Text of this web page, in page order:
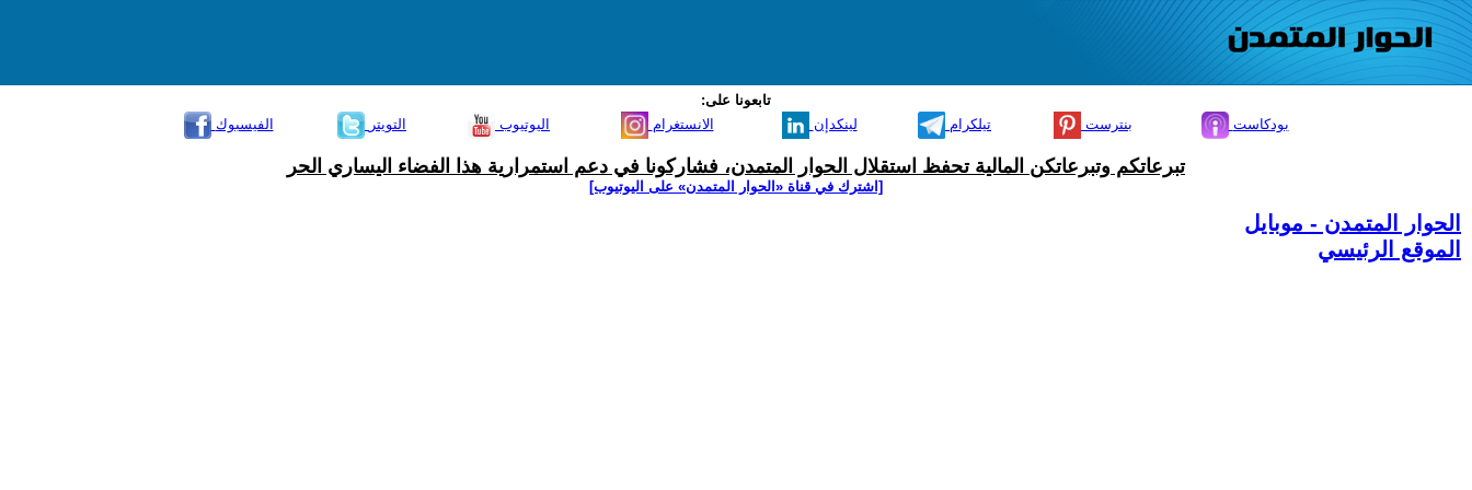
تابعونا على:
الفيسبوك
التويتر اليوتيوب الانستغرام لينكدإن تيلكرام بنترست بودكاست
تبرعاتكم وتبرعاتكن المالية تحفظ استقلال الحوار المتمدن، فشاركونا في دعم استمرارية هذا الفضاء اليساري الحر
[اشترك في قناة ‫«الحوار المتمدن» على اليوتيوب]
الحوار المتمدن - موبايل
الموقع الرئيسي